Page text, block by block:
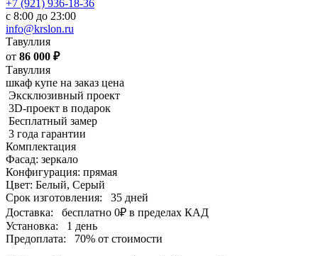
+7 (921) 936-18-36
с 8:00 до 23:00
info@krslon.ru
Тавуллия
от 86 000 ₽
Тавуллия
шкаф купе на заказ цена
Эксклюзивный проект
3D-проект в подарок
Бесплатный замер
3 года гарантии
Комплектация
Фасад: зеркало
Конфигурация: прямая
Цвет: Белый, Серый
Срок изготовления:
35 дней
Доставка:
бесплатно 0₽ в пределах КАД
Установка:
1 день
Предоплата:
70% от стоимости